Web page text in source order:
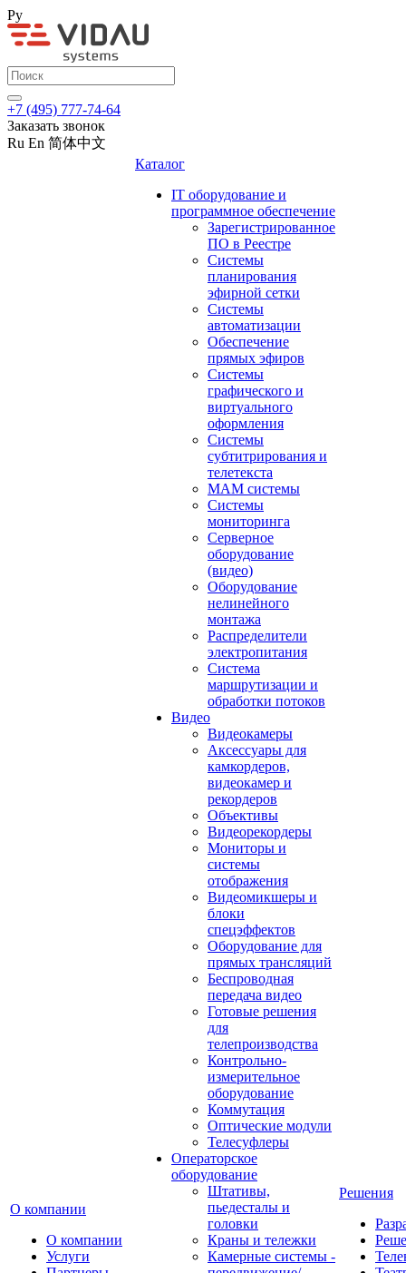
Ру
+7 (495) 777-74-64
Заказать звонок
Ru En 简体中文
О компании
О компании
Услуги
Каталог
IT оборудование и
программное обеспечение
Зарегистрированное
ПО в Реестре
Системы
планирования
эфирной сетки
Системы
автоматизации
Обеспечение
прямых эфиров
Системы
графического и
виртуального
оформления
Системы
субтитрирования и
телетекста
MAM системы
Системы
мониторинга
Серверное
оборудование
(видео)
Оборудование
нелинейного
монтажа
Распределители
электропитания
Система
маршрутизации и
обработки потоков
Видео
Видеокамеры
Аксессуары для
камкордеров,
видеокамер и
рекордеров
Объективы
Видеорекордеры
Мониторы и
системы
отображения
Видеомикшеры и
блоки
спецэффектов
Оборудование для
прямых трансляций
Беспроводная
передача видео
Готовые решения
для
телепроизводства
Контрольно-
измерительное
оборудование
Коммутация
Оптические модули
Телесуфлеры
Операторское
оборудование
Штативы,
пьедесталы и
головки
Краны и тележки
Камерные системы -
Решения